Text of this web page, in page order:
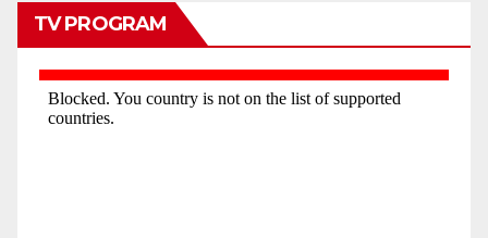
TV PROGRAM